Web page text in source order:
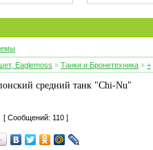
Eaglemoss » Танки и Бронетехника » +
средний танк "Chi-Nu"
[ Сообщений: 110 ]